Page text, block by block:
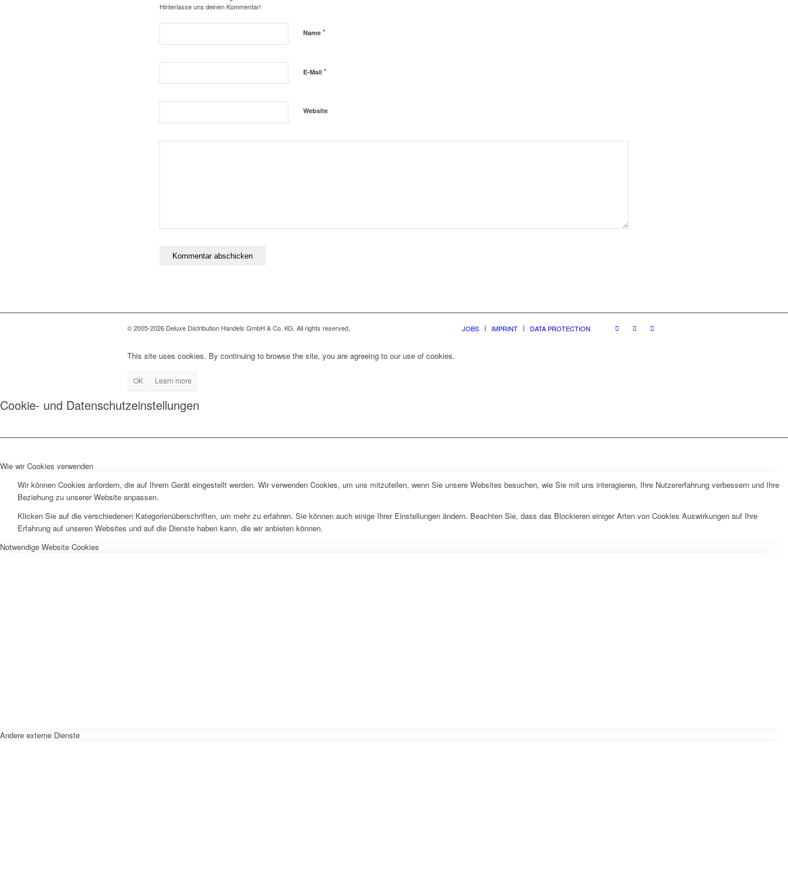
Hinterlasse uns deinen Kommentar!
Name *
E-Mail *
Website
© 2005-2026 Deluxe Distribution Handels GmbH & Co. KG. All rights reserved, JOBS IMPRINT DATA PROTECTION
This site uses cookies. By continuing to browse the site, you are agreeing to our use of cookies.
OK Learn more
Cookie- und Datenschutzeinstellungen
Wie wir Cookies verwenden
Wir können Cookies anfordern, die auf Ihrem Gerät eingestellt werden. Wir verwenden Cookies, um uns mitzuteilen, wenn Sie unsere Websites besuchen, wie Sie mit uns interagieren, Ihre Nutzererfahrung verbessern und Ihre
Beziehung zu unserer Website anpassen.
Klicken Sie auf die verschiedenen Kategorienüberschriften, um mehr zu erfahren. Sie können auch einige Ihrer Einstellungen ändern. Beachten Sie, dass das Blockieren einiger Arten von Cookies Auswirkungen auf Ihre
Erfahrung auf unseren Websites und auf die Dienste haben kann, die wir anbieten können.
Notwendige Website Cookies
Andere externe Dienste